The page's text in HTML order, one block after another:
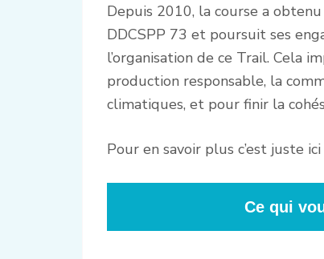
Depuis 2010, la course a
DDCSPP 73 et poursuit ses
l’organisation de ce Trail. Cela
production responsable, la
climatiques, et pour finir la
Pour en savoir plus c’est juste ici
Ce qui